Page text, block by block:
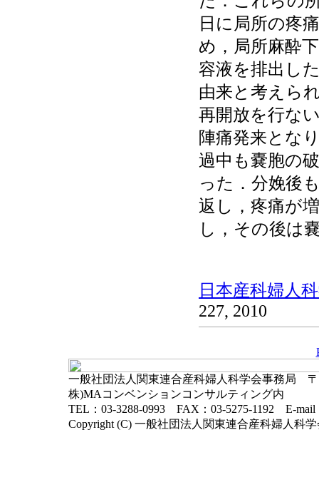
日に局所の疼
め，局所麻酔
容液を排出し
由来と考えら
再開放を行な
陣痛発来とな
過中も嚢胞の
った．分娩後
返し，疼痛が
し，その後は
日本産科婦人
227, 2010
一般社団法人関東連合産科婦人科学会事務局 〒
株)MAコンベンションコンサルティング内
TEL：03-3288-0993 FAX：03-5275-1192 E-mail
Copyright (C) 一般社団法人関東連合産科婦人科